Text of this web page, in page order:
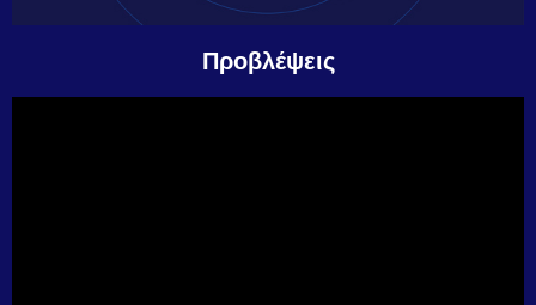
Προβλέψεις